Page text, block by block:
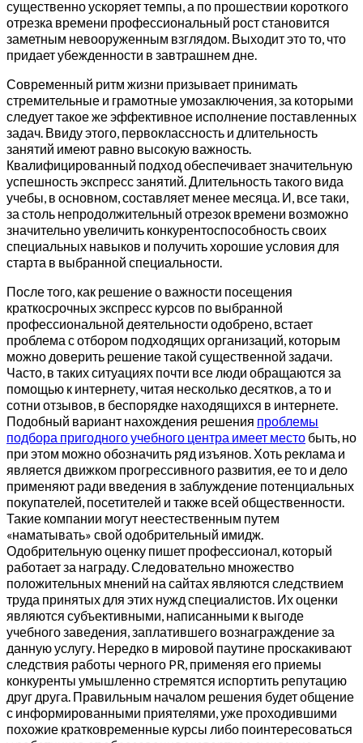
существенно ускоряет темпы, а по прошествии короткого
отрезка времени профессиональный рост становится
заметным невооруженным взглядом. Выходит это то, что
придает убежденности в завтрашнем дне.
Современный ритм жизни призывает принимать
стремительные и грамотные умозаключения, за которыми
следует такое же эффективное исполнение поставленных
задач. Ввиду этого, первоклассность и длительность
занятий имеют равно высокую важность.
Квалифицированный подход обеспечивает значительную
успешность экспресс занятий. Длительность такого вида
учебы, в основном, составляет менее месяца. И, все таки,
за столь непродолжительный отрезок времени возможно
значительно увеличить конкурентоспособность своих
специальных навыков и получить хорошие условия для
старта в выбранной специальности.
После того, как решение о важности посещения
краткосрочных экспресс курсов по выбранной
профессиональной деятельности одобрено, встает
проблема с отбором подходящих организаций, которым
можно доверить решение такой существенной задачи.
Часто, в таких ситуациях почти все люди обращаются за
помощью к интернету, читая несколько десятков, а то и
сотни отзывов, в беспорядке находящихся в интернете.
Подобный вариант нахождения решения проблемы
подбора пригодного учебного центра имеет место быть, но
при этом можно обозначить ряд изъянов. Хоть реклама и
является движком прогрессивного развития, ее то и дело
применяют ради введения в заблуждение потенциальных
покупателей, посетителей и также всей общественности.
Такие компании могут неестественным путем
«наматывать» свой одобрительный имидж.
Одобрительную оценку пишет профессионал, который
работает за награду. Следовательно множество
положительных мнений на сайтах являются следствием
труда принятых для этих нужд специалистов. Их оценки
являются субъективными, написанными к выгоде
учебного заведения, заплатившего вознаграждение за
данную услугу. Нередко в мировой паутине проскакивают
следствия работы черного PR, применяя его приемы
конкуренты умышленно стремятся испортить репутацию
друг друга. Правильным началом решения будет общение
с информированными приятелями, уже проходившими
похожие кратковременные курсы либо поинтересоваться